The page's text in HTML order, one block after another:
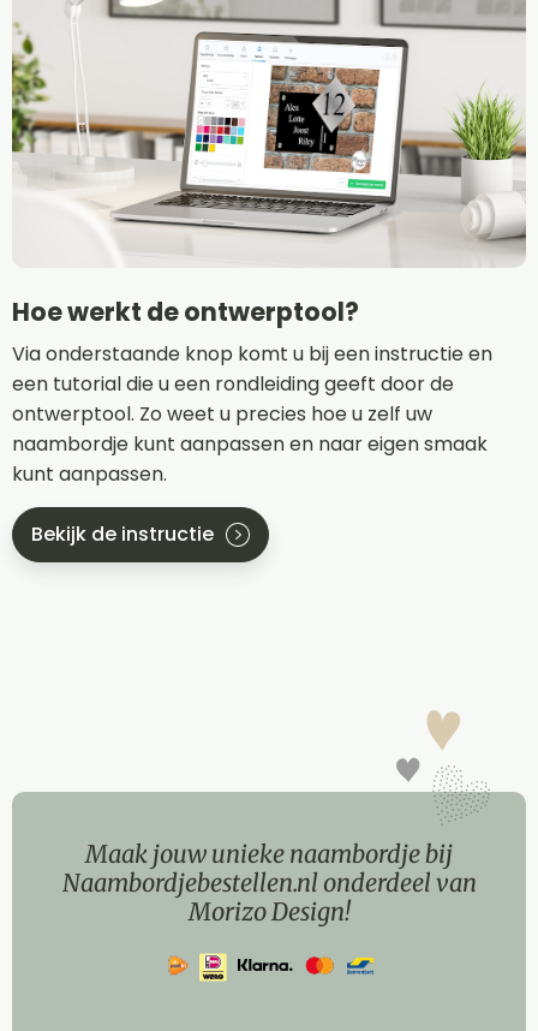
Hoe werkt de ontwerptool?
Via onderstaande knop komt u bij een instructie en
een tutorial die u een rondleiding geeft door de
ontwerptool. Zo weet u precies hoe u zelf uw
naambordje kunt aanpassen en naar eigen smaak
kunt aanpassen.
Bekijk de instructie
Maak jouw unieke naambordje bij
Naambordjebestellen.nl onderdeel van
Morizo Design!